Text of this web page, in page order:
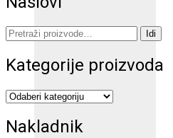
Pretraži: Idi
Kategorije proizvoda
Nakladnik